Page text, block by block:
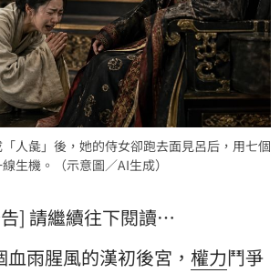
人彘」後，她的侍女卻跑去面見呂后，用七個
生機。（示意圖／AI生成）
] 請繼續往下閱讀…
雨腥風的漢初後宮， 權力鬥爭